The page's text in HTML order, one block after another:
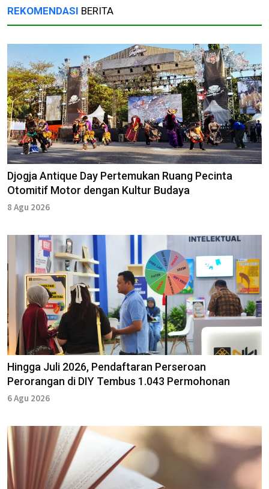
REKOMENDASI BERITA
Djogja Antique Day Pertemukan Ruang Pecinta
Otomitif Motor dengan Kultur Budaya
8 Agu 2026
Hingga Juli 2026, Pendaftaran Perseroan
Perorangan di DIY Tembus 1.043 Permohonan
6 Agu 2026